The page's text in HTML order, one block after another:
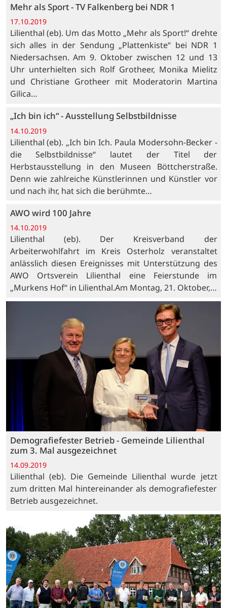
Mehr als Sport - TV Falkenberg bei NDR 1
17.10.2019
Lilienthal (eb). Um das Motto „Mehr als Sport!“ drehte
sich alles in der Sendung „Plattenkiste“ bei NDR 1
Niedersachsen. Am 9. Oktober zwischen 12 und 13
Uhr unterhielten sich Rolf Grotheer, Monika Mielitz
und Christiane Grotheer mit Moderatorin Martina
Gilica…
„Ich bin ich“ - Ausstellung Selbstbildnisse
14.10.2019
Lilienthal (eb). „Ich bin Ich. Paula Modersohn-Becker -
die Selbstbildnisse“ lautet der Titel der
Herbstausstellung in den Museen Böttcherstraße.
Denn wie zahlreiche Künstlerinnen und Künstler vor
und nach ihr, hat sich die berühmte…
AWO wird 100 Jahre
14.10.2019
Lilienthal (eb). Der Kreisverband der
Arbeiterwohlfahrt im Kreis Osterholz veranstaltet
anlässlich diesen Ereignisses mit Unterstützung des
AWO Ortsverein Lilienthal eine Feierstunde im
„Murkens Hof“ in Lilienthal.Am Montag, 21. Oktober,…
Demografiefester Betrieb - Gemeinde Lilienthal
zum 3. Mal ausgezeichnet
14.09.2019
Lilienthal (eb). Die Gemeinde Lilienthal wurde jetzt
zum dritten Mal hintereinander als demografiefester
Betrieb ausgezeichnet.